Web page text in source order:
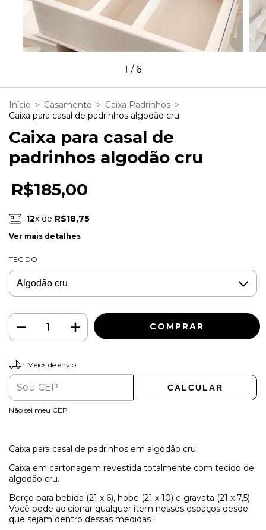
1 /6
Início > Casamento > Caixa Padrinhos >
Caixa para casal de padrinhos algodão cru
Caixa para casal de
padrinhos algodão cru
R$185,00
12x de R$18,75
Ver mais detalhes
TECIDO
Entregas para o CEP:
Meios de envio
CALCULAR
Não sei meu CEP
Caixa para casal de padrinhos em algodão cru.
Caixa em cartonagem revestida totalmente com tecido de
algodão cru.
Berço para bebida (21 x 6), hobe (21 x 10) e gravata (21 x 7,5).
Você pode adicionar qualquer item nesses espaços desde
que sejam dentro dessas medidas !